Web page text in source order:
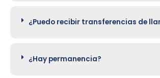
¿Puedo recibir transferencias de
¿Hay permanencia?